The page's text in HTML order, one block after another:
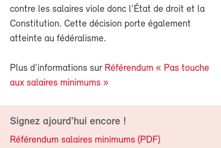
contre les salaires viole donc l’État de droit et la
Constitution. Cette décision porte également
atteinte au fédéralisme.
Plus d’informations sur Référendum « Pas touche
aux salaires minimums »
Signez ajourd'hui encore !
Référendum salaires minimums (PDF)